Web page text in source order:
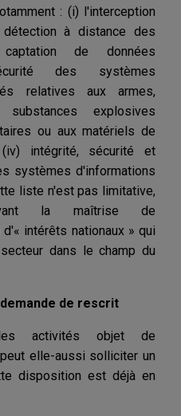
: (i) l'interception
à distance des
de données
des systèmes
relatives aux armes,
explosives
ou aux matériels de
intégrité, sécurité et
systèmes d'informations
liste n'est pas limitative,
la maîtrise de
intérêts nationaux » qui
dans le champ du
de rescrit
les activités objet de
elle-aussi solliciter un
disposition est déjà en